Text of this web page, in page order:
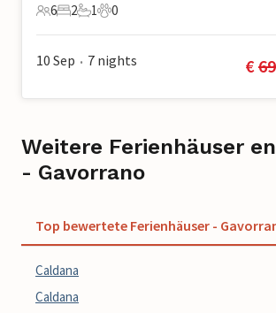
6 Gäste
6
2 Schlafzimmer
2
1 Badezimmer
1
0 Haustiere
0
10 Sep • 7 nights €
Weitere Ferienhäuser
- Gavorrano
Top bewertete Ferienhäuser -
Caldana
Caldana